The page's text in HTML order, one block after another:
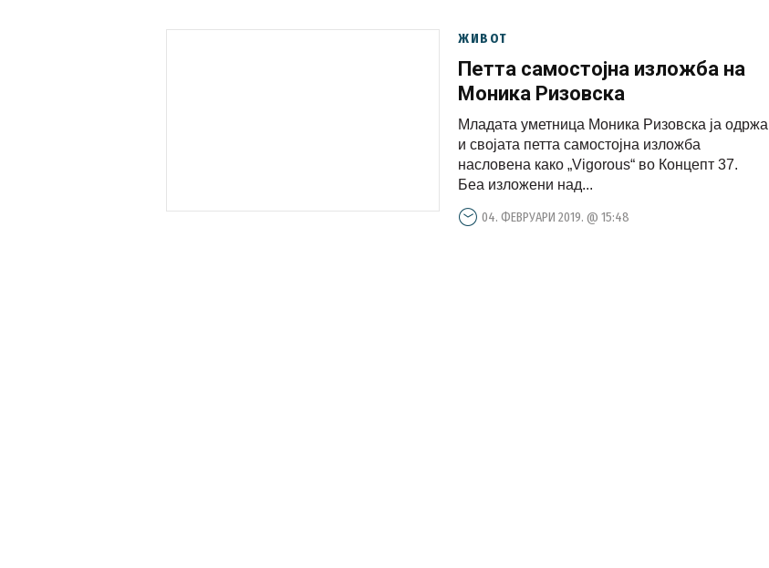
ЖИВОТ
Петта самостојна изложба на
Моника Ризовска
Младата уметница Моника Ризовска ја одржа
и својата петта самостојна изложба
насловена како „Vigorous“ во Концепт 37.
Беа изложени над...
04. ФЕВРУАРИ 2019. @ 15:48